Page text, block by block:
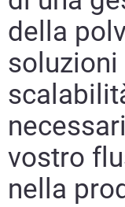
della
vostro
nella